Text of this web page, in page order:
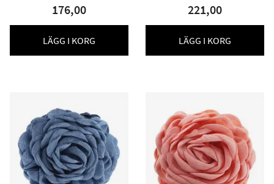
176,00
LÄGG I KORG
221,00
LÄGG I KORG